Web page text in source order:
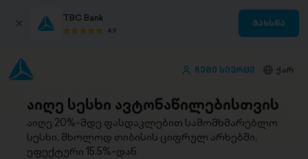
TBC Bank
4.9
გახსნა
ჩემი სივრცე ქარ
აიღე სესხი ავტონაწილებისთვის
აიღე 20%-მდე ფასდაკლებით სამომხმარებლო
სესხი, მხოლოდ თიბისის ციფრულ არხებში,
ეფექტური 15.5%-დან